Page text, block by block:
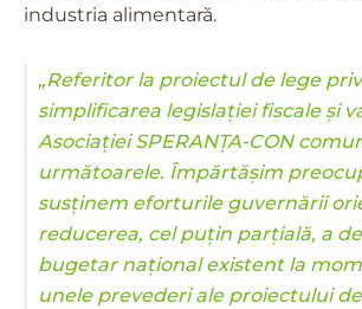
industria alimentară.
„Referitor la proiectul de lege
simplificarea legislației fiscale și
Asociației SPERANȚA-CON
următoarele. Împărtășim
susținem eforturile guvernării
reducerea, cel puțin parțială, a
bugetar național existent la
unele prevederi ale proiectului